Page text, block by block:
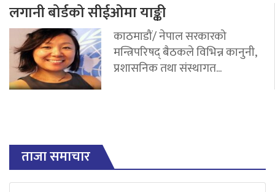
लगानी बोर्डको सीईओमा याङ्की
काठमाडौं/ नेपाल सरकारको
मन्त्रिपरिषद् बैठकले विभिन्न कानुनी,
प्रशासनिक तथा संस्थागत...
ताजा समाचार